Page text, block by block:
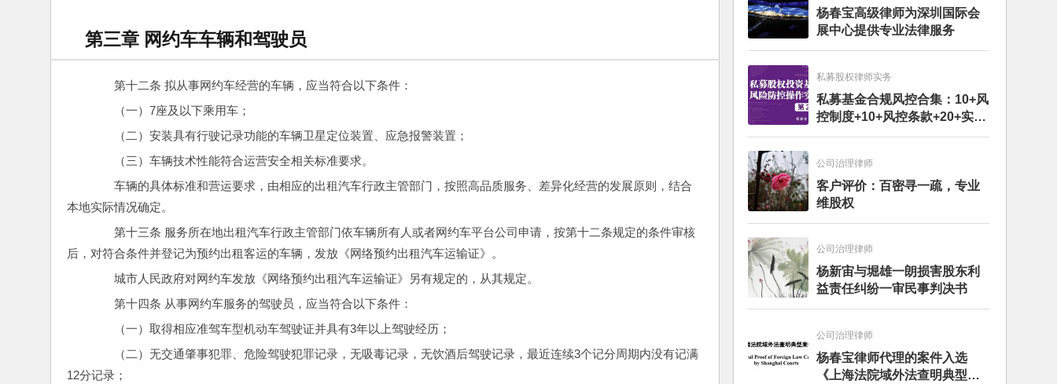
第三章 网约车车辆和驾驶员
第十二条 拟从事网约车经营的车辆，应当符合以下条件：
（一）7座及以下乘用车；
（二）安装具有行驶记录功能的车辆卫星定位装置、应急报警装置；
（三）车辆技术性能符合运营安全相关标准要求。
车辆的具体标准和营运要求，由相应的出租汽车行政主管部门，按照高品质服务、差异化经营的发展原则，结合
本地实际情况确定。
第十三条 服务所在地出租汽车行政主管部门依车辆所有人或者网约车平台公司申请，按第十二条规定的条件审核
后，对符合条件并登记为预约出租客运的车辆，发放《网络预约出租汽车运输证》。
城市人民政府对网约车发放《网络预约出租汽车运输证》另有规定的，从其规定。
第十四条 从事网约车服务的驾驶员，应当符合以下条件：
（一）取得相应准驾车型机动车驾驶证并具有3年以上驾驶经历；
（二）无交通肇事犯罪、危险驾驶犯罪记录，无吸毒记录，无饮酒后驾驶记录，最近连续3个记分周期内没有记满
12分记录；
杨春宝高级律师为深圳国际会
展中心提供专业法律服务
私募股权律师实务
私募基金合规风控合集：10+风
控制度+10+风控条款+20+实务
文章+每月动态
公司治理律师
客户评价：百密寻一疏，专业
维股权
公司治理律师
杨新宙与堀雄一朗损害股东利
益责任纠纷一审民事判决书
公司治理律师
杨春宝律师代理的案件入选
《上海法院域外法查明典型案